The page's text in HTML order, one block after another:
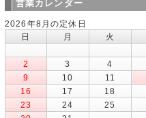
営業カレンダー
2026年8月の定休日
日
月 火
2
3 4
9
10 11
16
17 18
23
24 25